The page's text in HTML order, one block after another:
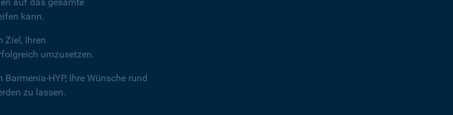
kann.
Ziel, Ihren
umzusetzen.
HYP, Ihre Wünsche rund
zu lassen.